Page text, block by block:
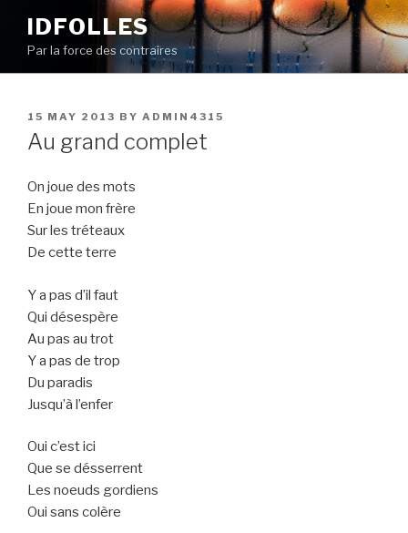
content
IDFOLLES
Par la force des contraires
POSTED
ON
15 MAY 2013 BY ADMIN4315
Au grand complet
On joue des mots
En joue mon frère
Sur les tréteaux
De cette terre
Y a pas d’il faut
Qui désespère
Au pas au trot
Y a pas de trop
Du paradis
Jusqu’à l’enfer
Oui c’est ici
Que se désserrent
Les noeuds gordiens
Oui sans colère